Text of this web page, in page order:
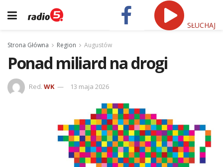
SŁUCHAJ
Strona Główna Region Augustów
Ponad miliard na drogi
Red. WK 13 maja 2026